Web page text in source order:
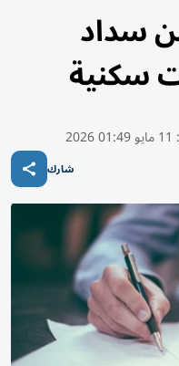
سداد
11 مايو 01:49 2026
شارك